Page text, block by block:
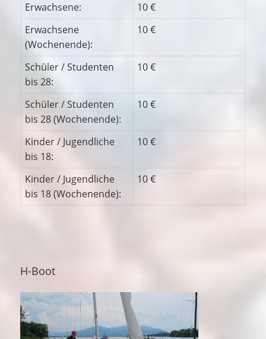
Erwachsene:
10 €
Erwachsene
(Wochenende):
10 €
Schüler / Studenten
bis 28:
10 €
Schüler / Studenten
bis 28 (Wochenende):
10 €
Kinder / Jugendliche
bis 18:
10 €
Kinder / Jugendliche
bis 18 (Wochenende):
10 €
H-Boot